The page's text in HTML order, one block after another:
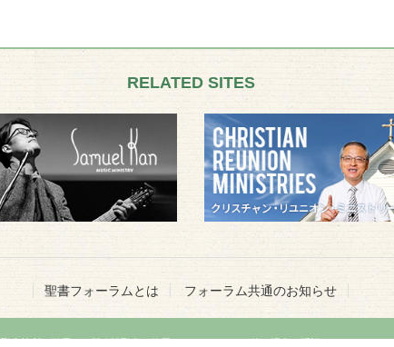
RELATED SITES
聖書フォーラムとは フォーラム共通のお知らせ
聖書箇所の引用には新改訳聖書を使用しています。その他の場合は明記いたします。